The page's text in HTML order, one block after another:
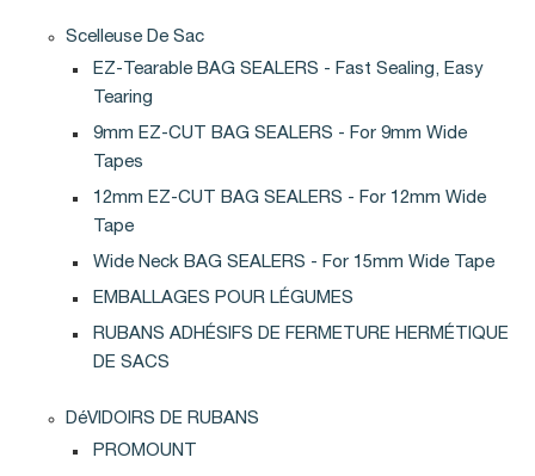
Scelleuse De Sac
EZ-Tearable BAG SEALERS - Fast Sealing, Easy
Tearing
9mm EZ-CUT BAG SEALERS - For 9mm Wide
Tapes
12mm EZ-CUT BAG SEALERS - For 12mm Wide
Tape
Wide Neck BAG SEALERS - For 15mm Wide Tape
EMBALLAGES POUR LÉGUMES
RUBANS ADHÉSIFS DE FERMETURE HERMÉTIQUE
DE SACS
DéVIDOIRS DE RUBANS
PROMOUNT